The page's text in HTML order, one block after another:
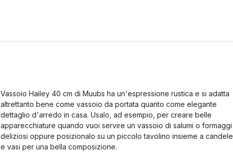
Vassoio Hailey 40 cm di Muubs ha un'espressione rustica e si adatta
altrettanto bene come vassoio da portata quanto come elegante
dettaglio d'arredo in casa. Usalo, ad esempio, per creare belle
apparecchiature quando vuoi servire un vassoio di salumi o formaggi
deliziosi oppure posizionalo su un piccolo tavolino insieme a candele
e vasi per una bella composizione.